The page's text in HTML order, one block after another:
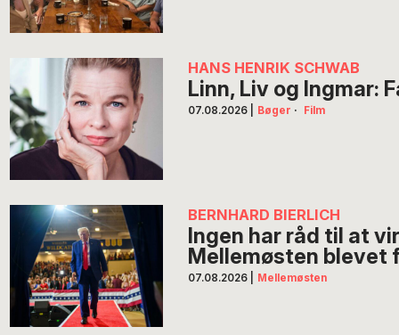
HANS HENRIK SCHWAB
Linn, Liv og Ingmar:
07.08.2026 Bøger · Film
BERNHARD BIERLICH
Ingen har råd til at
Mellemøsten blevet
07.08.2026 Mellemøsten